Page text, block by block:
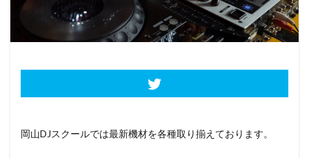
岡山DJスクールでは最新機材を各種取り揃えております。
Pioneerdj
DJ初心者 DJDAI
DJFIVE
DJスクール Djテクニック
DJトラブル
DJ機材レンタル
dj知識 ERICKDLUX
Event
kidsdj